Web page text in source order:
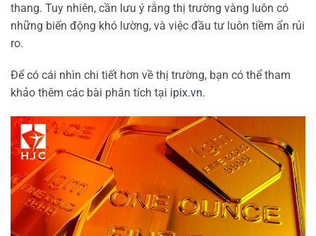
thang. Tuy nhiên, cần lưu ý rằng thị trường vàng luôn có
những biến động khó lường, và việc đầu tư luôn tiềm ẩn rủi
ro.
Để có cái nhìn chi tiết hơn về thị trường, bạn có thể tham
khảo thêm các bài phân tích tại ipix.vn.